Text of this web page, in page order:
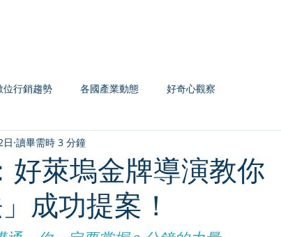
位行銷趨勢 各國產業動態 好奇心觀察
好萊塢金牌導演教你
成功提案！
日 讀畢需時 3 分鐘